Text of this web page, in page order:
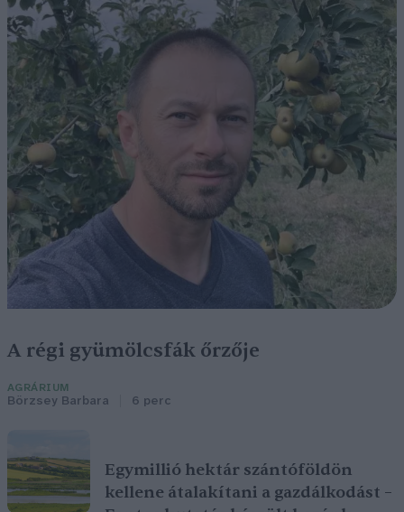
A régi gyümölcsfák őrzője
AGRÁRIUM
Börzsey Barbara 6 perc
Egymillió hektár szántóföldön
kellene átalakítani a gazdálkodást –